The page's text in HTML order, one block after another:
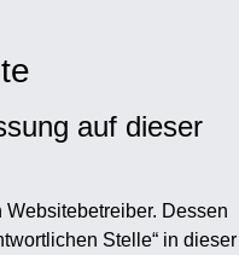
auf dieser
Dessen
Stelle“ in dieser